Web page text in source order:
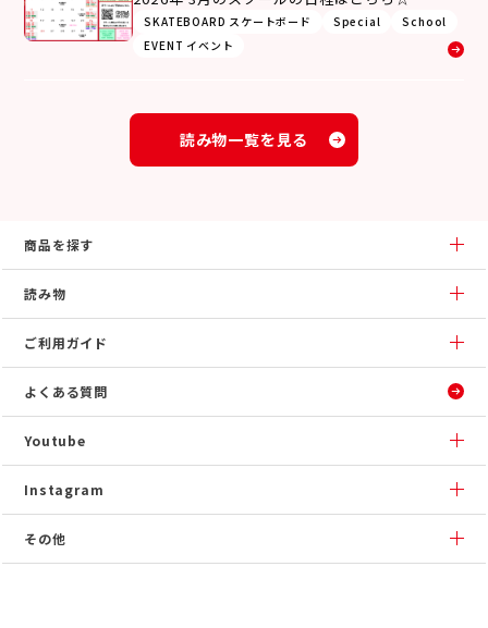
SKATEBOARD スケートボード Special
School
EVENT イベント
読み物一覧を見る
商品を探す
読み物
ご利用ガイド
よくある質問
Youtube
Instagram
その他